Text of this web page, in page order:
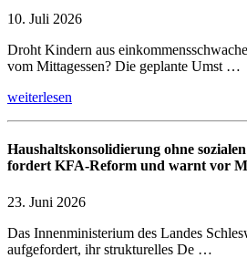
10. Juli 2026
Droht Kindern aus
vom Mittagessen? Die geplante Umst …
weiterlesen
Haushaltskonsolidierung ohne
fordert KFA-Reform und warnt vor
23. Juni 2026
Das Innenministerium des Landes
aufgefordert, ihr strukturelles De …